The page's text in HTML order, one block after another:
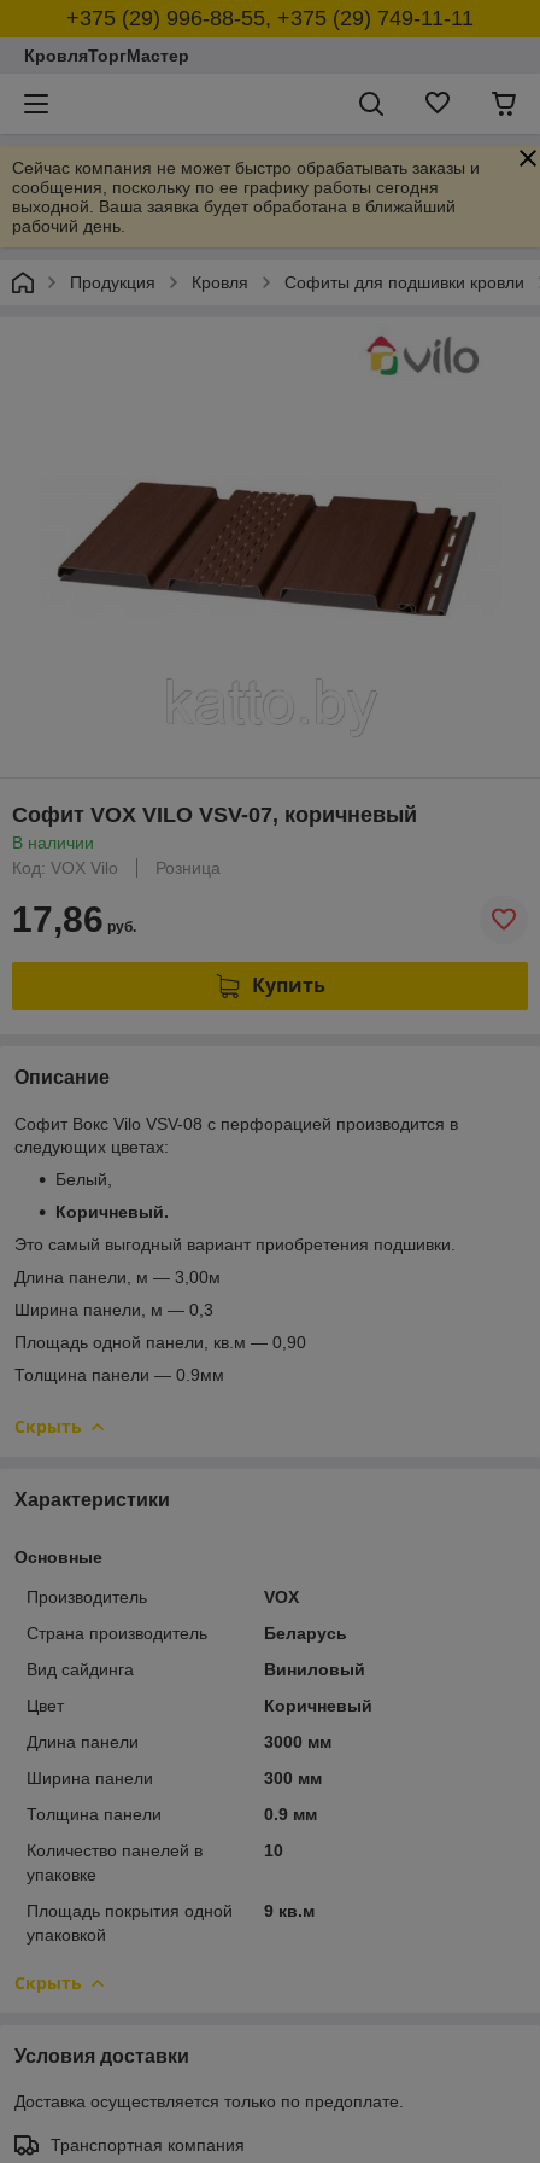
+375 (29) 996-88-55, +375 (29) 749-11-11
КровляТоргМастер
Сейчас компания не может быстро обрабатывать заказы и
сообщения, поскольку по ее графику работы сегодня
выходной. Ваша заявка будет обработана в ближайший
рабочий день.
Продукция Кровля Софиты для подшивки кровли
Софит VOX VILO VSV-07, коричневый
В наличии
Код: VOX Vilo
Розница
17,86 руб.
Купить
Описание
Софит Вокс Vilo VSV-08 с перфорацией производится в
следующих цветах:
Белый,
Коричневый.
Это самый выгодный вариант приобретения подшивки.
Длина панели, м ― 3,00м
Ширина панели, м ― 0,3
Площадь одной панели, кв.м ― 0,90
Толщина панели ― 0.9мм
Скрыть
Характеристики
Основные
Производитель
VOX
Страна производитель
Беларусь
Вид сайдинга
Виниловый
Цвет
Коричневый
Длина панели
3000 мм
Ширина панели
300 мм
Толщина панели
0.9 мм
Количество панелей в
упаковке
10
Площадь покрытия одной
упаковкой
9 кв.м
Скрыть
Условия доставки
Доставка осуществляется только по предоплате.
Транспортная компания